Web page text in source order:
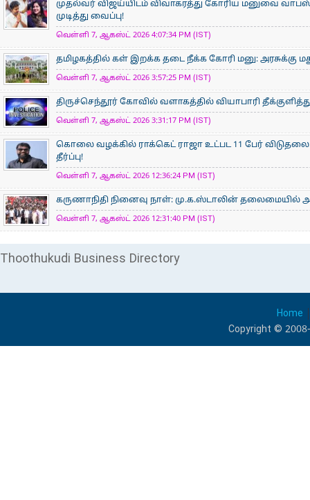
முதல்வர் விஜய்யிடம் விவாகரத்து கோரிய மனுவை
முடித்து வைப்பு!
வெள்ளி 7, ஆகஸ்ட் 2026 4:07:34 PM (IST)
தமிழகத்தில் கள் இறக்க தடை நீக்க கோரி மனு: அரசுக்கு
வெள்ளி 7, ஆகஸ்ட் 2026 3:57:25 PM (IST)
திருச்செந்தூர் கோவில் வளாகத்தில் வியாபாரி
வெள்ளி 7, ஆகஸ்ட் 2026 3:31:17 PM (IST)
கொலை வழக்கில் ராக்கெட் ராஜா உட்பட 11 பேர்
தீர்ப்பு!
வெள்ளி 7, ஆகஸ்ட் 2026 12:36:24 PM (IST)
கருணாநிதி நினைவு நாள்: மு.க.ஸ்டாலின் தலைமையில்
வெள்ளி 7, ஆகஸ்ட் 2026 12:31:40 PM (IST)
Thoothukudi Business Directory
Home
Copyright ©